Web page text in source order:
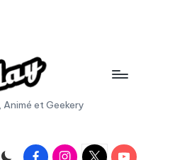
Animé et Geekery
FacebookInstagram
X
Youtube